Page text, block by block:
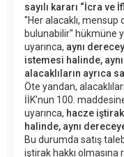
sayılı kararı “İcra ve
''Her alacaklı, mensup
bulunabilir'' hükmüne
uyarınca, aynı
istemesi halinde,
alacaklıların ayrıca
Öte yandan,
İİK'nun 100.
uyarınca, hacze
halinde, aynı
Bu durumda satış
iştirak hakkı